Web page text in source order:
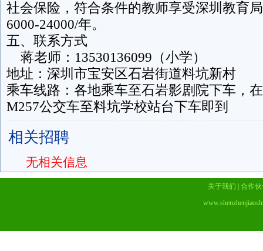
社会保险，符合条件的教师享受深圳教育
6000-24000/年。
五、联系方式
蒋老师：13530136099（小学）
地址：深圳市宝安区石岩街道料坑新村
乘车线路：各地乘车至石岩影剧院下车，
M257公交车至料坑学校站台下车即到
相关招聘
无相关信息
关于我们
合作